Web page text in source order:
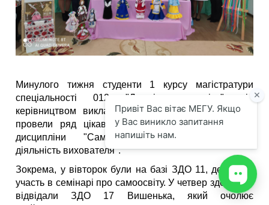
Минулого тижня студенти 1 курсу магістратури
спеціальності 012 "Дошкільна освіта" під
керівництвом викладача-стейкхолдера Лукашук Л.
провели ряд цікавих занять в рамках вивчення
дисципліни "Самоосвітня та просвітницька
діяльність вихователя".
Зокрема, у вівторок були на базі ЗДО 11, де брали
участь в семінарі про самоосвіту. У четвер здобувачі
відвідали ЗДО 17 Вишенька, який очолює